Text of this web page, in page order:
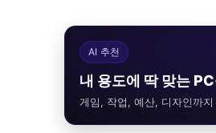
AI 추천
내 용도에 딱 맞는
게임, 작업, 예산, 디자인까